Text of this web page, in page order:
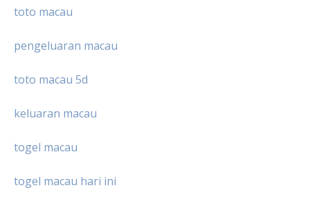
toto macau
pengeluaran macau
toto macau 5d
keluaran macau
togel macau
togel macau hari ini